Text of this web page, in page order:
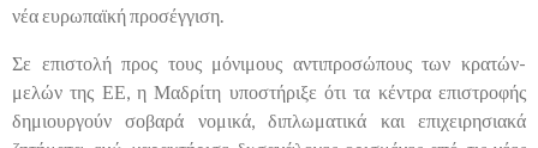
νέα ευρωπαϊκή προσέγγιση.
Σε επιστολή προς τους μόνιμους αντιπροσώπους των κρατών-
μελών της ΕΕ, η Μαδρίτη υποστήριξε ότι τα κέντρα επιστροφής
δημιουργούν σοβαρά νομικά, διπλωματικά και επιχειρησιακά